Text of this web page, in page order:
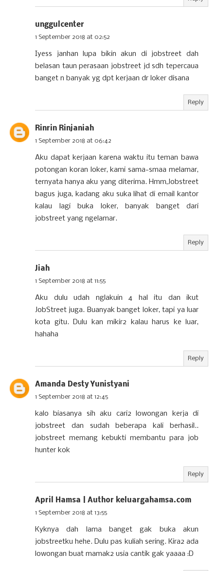
unggulcenter
1 September 2018 at 02:52
Iyess janhan lupa bikin akun di jobstreet dah
belasan taun perasaan jobstreet jd sdh tepercaua
banget n banyak yg dpt kerjaan dr loker disana
Reply
Rinrin Rinjaniah
1 September 2018 at 06:42
Aku dapat kerjaan karena waktu itu teman bawa
potongan koran loker, kami sama-smaa melamar,
ternyata hanya aku yang diterima. Hmm,Jobstreet
bagus juga, kadang aku suka lihat di email kantor
kalau lagi buka loker, banyak banget dari
jobstreet yang ngelamar.
Reply
Jiah
1 September 2018 at 11:55
Aku dulu udah nglakuin 4 hal itu dan ikut
JobStreet juga. Buanyak banget loker, tapi ya luar
kota gitu. Dulu kan mikir2 kalau harus ke luar,
hahaha
Reply
Amanda Desty Yunistyani
1 September 2018 at 12:45
kalo biasanya sih aku cari2 lowongan kerja di
jobstreet dan sudah beberapa kali berhasil..
jobstreet memang kebukti membantu para job
hunter kok
Reply
April Hamsa | Author keluargahamsa.com
1 September 2018 at 13:55
Kyknya dah lama banget gak buka akun
jobstreetku hehe. Dulu pas kuliah sering. Kira2 ada
lowongan buat mamak2 usia cantik gak yaaaa :D